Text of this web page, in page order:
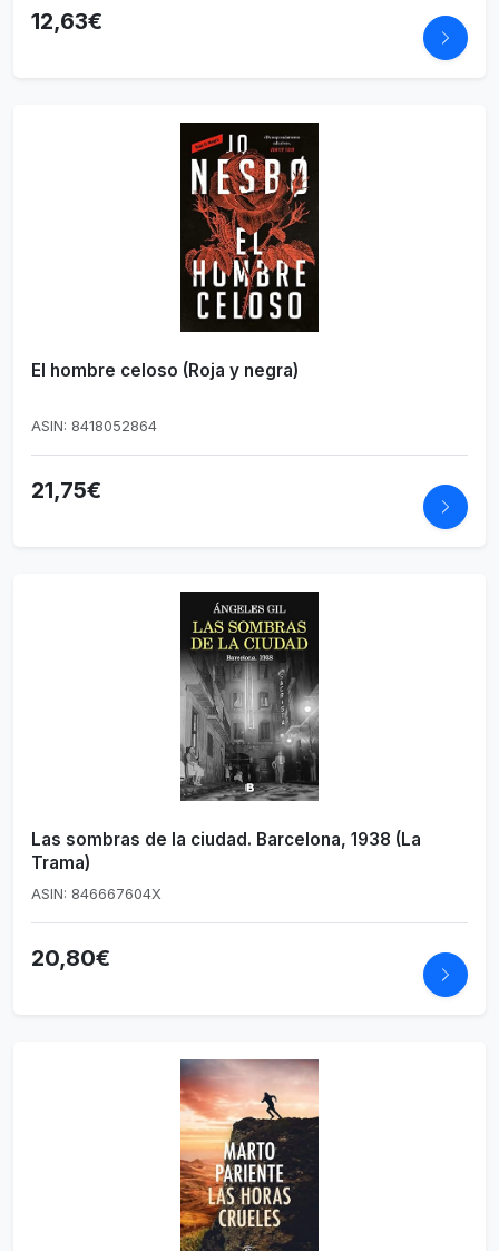
12,63€
El hombre celoso (Roja y negra)
ASIN: 8418052864
21,75€
Las sombras de la ciudad. Barcelona, 1938 (La
Trama)
ASIN: 846667604X
20,80€